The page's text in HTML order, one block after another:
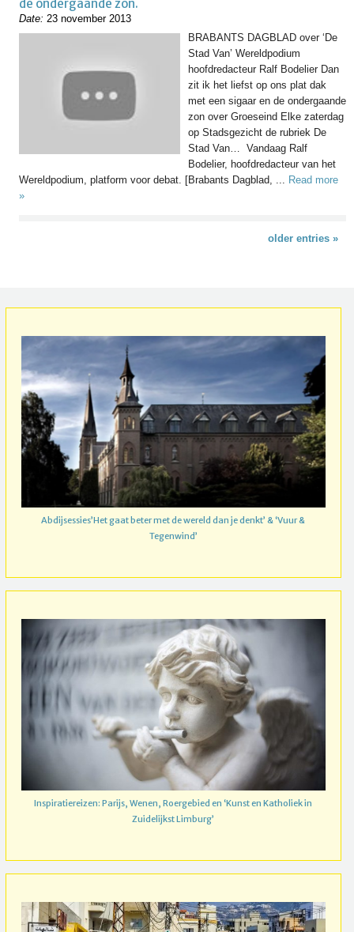
de ondergaande zon.
Date: 23 november 2013
BRABANTS DAGBLAD over ‘De
Stad Van’ Wereldpodium
hoofdredacteur Ralf Bodelier Dan
zit ik het liefst op ons plat dak
met een sigaar en de ondergaande
zon over Groeseind Elke zaterdag
op Stadsgezicht de rubriek De
Stad Van… Vandaag Ralf
Bodelier, hoofdredacteur van het
Wereldpodium, platform voor debat. [Brabants Dagblad, ...
Read more
»
older entries »
Abdijsessies’Het gaat beter met de wereld dan je denkt’ & ‘Vuur &
Tegenwind’
Inspiratiereizen: Parijs, Wenen, Roergebied en ‘Kunst en Katholiek in
Zuidelijkst Limburg’